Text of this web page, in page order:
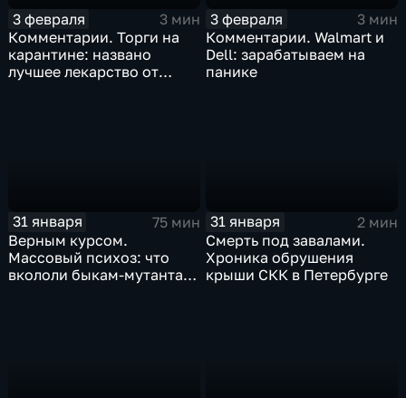
3 февраля
3 мин
Комментарии. Торги на
карантине: названо
лучшее лекарство от
3 февраля
3 мин
Комментарии. Walmart и
Dell: зарабатываем на
панике
31 января
75 мин
Верным курсом.
Массовый психоз: что
вкололи быкам-мутантам,
31 января
2 мин
Смерть под завалами.
Хроника обрушения
крыши СКК в Петербурге